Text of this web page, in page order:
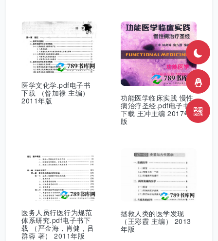
医学文化学.pdf电子书
下载 （昝加禄 主编）
2011年版
功能医学临床实践 慢性
病治疗圣经.pdf电子书
下载 王冲主编 2017年
版
医务人员行医行为规范
体系研究.pdf电子书下
载 （严金海，肖健，吕
群蓉 著） 2011年版
拯救人类的医学发现
（王彩霞 主编） 2013
年版